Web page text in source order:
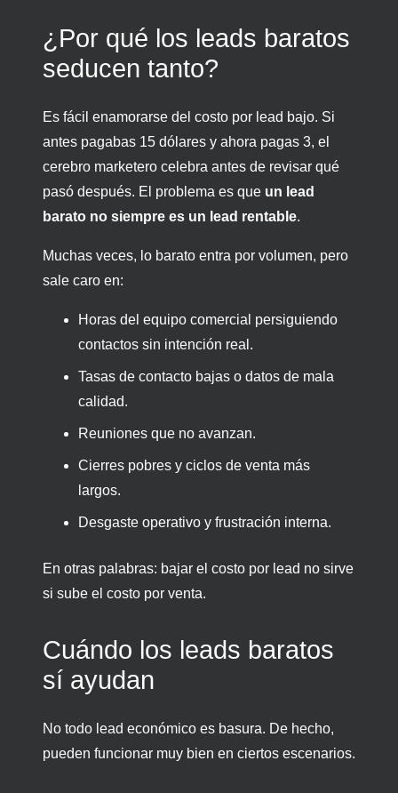
¿Por qué los leads baratos
seducen tanto?
Es fácil enamorarse del costo por lead bajo. Si
antes pagabas 15 dólares y ahora pagas 3, el
cerebro marketero celebra antes de revisar qué
pasó después. El problema es que un lead
barato no siempre es un lead rentable.
Muchas veces, lo barato entra por volumen, pero
sale caro en:
Horas del equipo comercial persiguiendo
contactos sin intención real.
Tasas de contacto bajas o datos de mala
calidad.
Reuniones que no avanzan.
Cierres pobres y ciclos de venta más
largos.
Desgaste operativo y frustración interna.
En otras palabras: bajar el costo por lead no sirve
si sube el costo por venta.
Cuándo los leads baratos
sí ayudan
No todo lead económico es basura. De hecho,
pueden funcionar muy bien en ciertos escenarios.